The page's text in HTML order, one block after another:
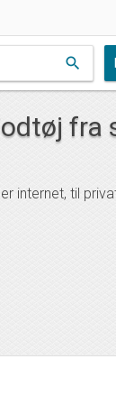
search
fra
internet, til